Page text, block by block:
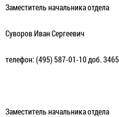
Заместитель начальника отдела
Суворов Иван Сергеевич
телефон: (495) 587-01-10 доб. 3465
Заместитель начальника отдела